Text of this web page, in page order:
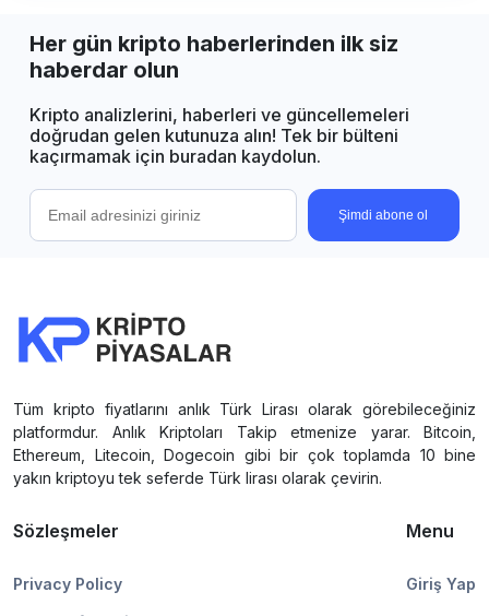
Her gün kripto haberlerinden ilk siz
haberdar olun
Kripto analizlerini, haberleri ve güncellemeleri
doğrudan gelen kutunuza alın! Tek bir bülteni
kaçırmamak için buradan kaydolun.
Şimdi abone ol
Tüm kripto fiyatlarını anlık Türk Lirası olarak görebileceğiniz
platformdur. Anlık Kriptoları Takip etmenize yarar. Bitcoin,
Ethereum, Litecoin, Dogecoin gibi bir çok toplamda 10 bine
yakın kriptoyu tek seferde Türk lirası olarak çevirin.
Sözleşmeler
Privacy Policy
Menu
Giriş Yap